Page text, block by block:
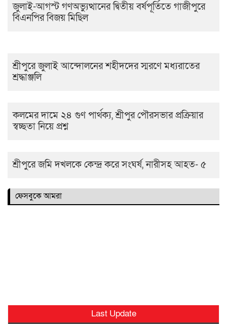
জুলাই-আগস্ট গণঅভ্যুত্থানের দ্বিতীয় বর্ষপূর্তিতে গাজীপুরে
বিএনপির বিজয় মিছিল
শ্রীপুরে জুলাই আন্দোলনের শহীদদের স্মরণে মধ্যরাতের
শ্রদ্ধাঞ্জলি
কলমের দামে ২৪ গুণ পার্থক্য, শ্রীপুর পৌরসভার প্রক্রিয়ার
স্বচ্ছতা নিয়ে প্রশ্ন
শ্রীপুরে জমি দখলকে কেন্দ্র করে সংঘর্ষ, নারীসহ আহত- ৫
ফেসবুকে আমরা
Last Update